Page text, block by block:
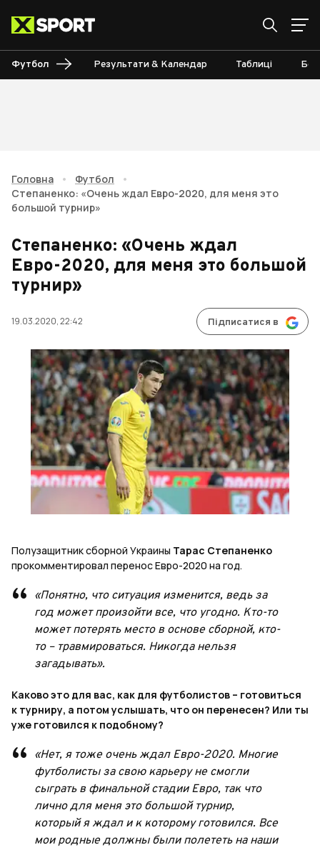
Футбол Результати & Календар Таблиці
Головна • Футбол
•
Степаненко: «Очень ждал Евро-2020, для меня это
большой турнир»
Степаненко: «Очень ждал
Евро-2020, для меня это большой
турнир»
19.03.2020, 22:42 Підписатися в
Полузащитник сборной Украины Тарас Степаненко
прокомментировал перенос Евро-2020 на год.
«Понятно, что ситуация изменится, ведь за
год может произойти все, что угодно. Кто-то
может потерять место в основе сборной, кто-
то – травмироваться. Никогда нельзя
загадывать».
Каково это для вас, как для футболистов – готовиться
к турниру, а потом услышать, что он перенесен? Или ты
уже готовился к подобному?
«Нет, я тоже очень ждал Евро-2020. Многие
футболисты за свою карьеру не смогли
сыграть в финальной стадии Евро, так что
лично для меня это большой турнир,
который я ждал и к которому готовился. Все
мои родные должны были полететь на наши